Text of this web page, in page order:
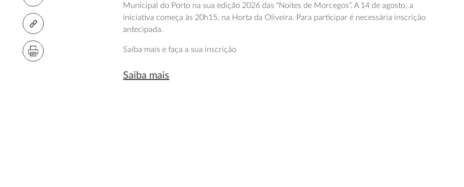
Municipal do Porto na sua edição 2026 das “Noites de Morcegos”. A 14 de agosto, a
iniciativa começa às 20h15, na Horta da Oliveira. Para participar é necessária inscrição
antecipada.
Saiba mais e faça a sua inscrição
Saiba mais